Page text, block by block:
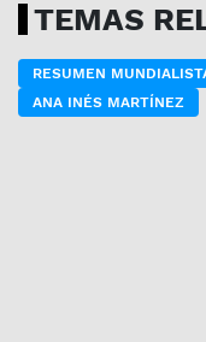
TEMAS
RESUMEN
ANA INÉS MARTÍNEZ